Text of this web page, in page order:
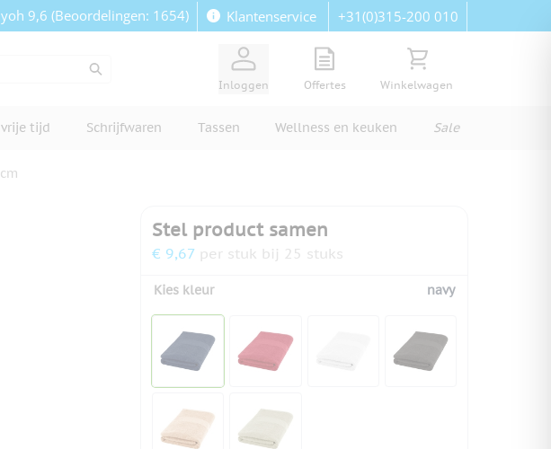
9,6 (Beoordelingen: 1654) Klantenservice +31(0)315-200 010
Inloggen
View quote, Quote is empty
Offertes
Bekijk winkelwagen,
Winkelwagen
tijd Schrijfwaren Tassen Wellness en keuken Sale
Stel product samen
€ 9,67 per stuk bij 25 stuks
Kies kleur navy